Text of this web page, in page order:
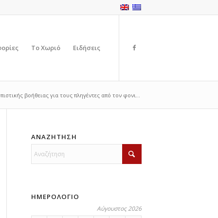
Το Χωριό Ειδήσεις
βοήθειας για τους πληγέντες από τον φονι...
ΑΝΑΖΗΤΗΣΗ
ΗΜΕΡΟΛΟΓΙΟ
Αύγουστος 2026